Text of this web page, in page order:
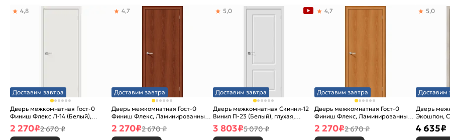
Доставим завтра
Дверь межкомнатная Гост-0
Финиш Флекс Л-14 (Белый),
глухая, каркасно-щитовая
4,8
2 270₽2 670 ₽
Доставим завтра
Дверь межкомнатная Гост-0
Финиш Флекс, Ламинированные
Л-11 (ИталОрех), глухая,
каркасно-щитовая
4,7
2 270₽2 670 ₽
Доставим завтра
Дверь межкомнатная Скинни-12
Винил П-23 (Белый), глухая,
скиновая
5,0
3 803₽5 070 ₽
Доставим завтра
Дверь межкомнатная Гост-0
Финиш Флекс, Ламинированные
Л-12 (МиланОрех), глухая,
каркасно-щитовая
4,7
2 270₽2 670 ₽
Доставим
Дверь
Экошпон,
5,0
4 635₽